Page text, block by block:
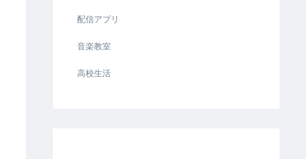
配信アプリ
音楽教室
高校生活